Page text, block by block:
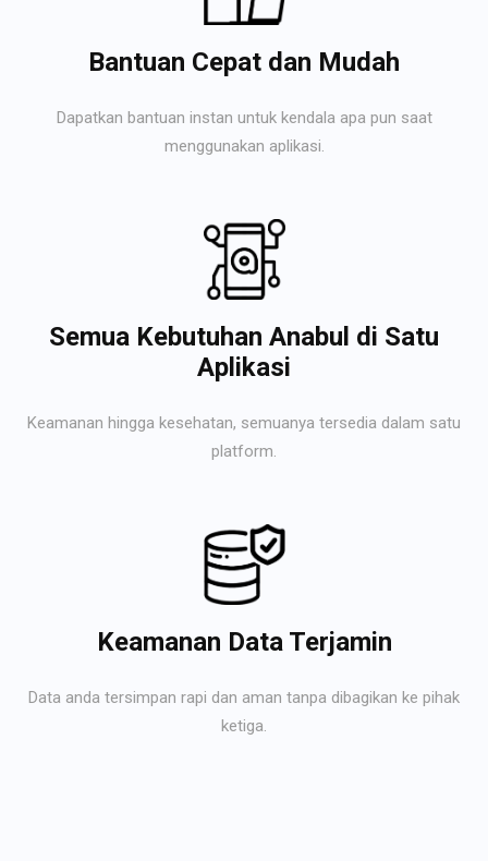
Bantuan Cepat dan Mudah
Dapatkan bantuan instan untuk kendala apa pun saat
menggunakan aplikasi.
Semua Kebutuhan Anabul di Satu
Aplikasi
Keamanan hingga kesehatan, semuanya tersedia dalam satu
platform.
Keamanan Data Terjamin
Data anda tersimpan rapi dan aman tanpa dibagikan ke pihak
ketiga.